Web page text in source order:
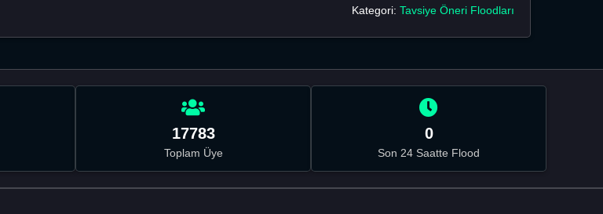
Kategori: Tavsiye Öneri Floodları
17783
Toplam Üye
0
Son 24 Saatte Flood